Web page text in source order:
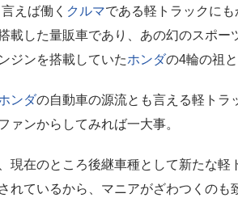
えば働く クルマである軽トラックに
載した量販車であり、あの幻のスポー
ジンを搭載していたホンダの4輪の祖
ンダの自動車の源流とも言える軽トラ
ァンからしてみれば一大事。
現在のところ後継車種として新たな
れているから、マニアがざわつくのも